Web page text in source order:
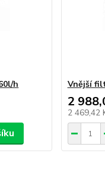
h Vnější
2
2 469,42